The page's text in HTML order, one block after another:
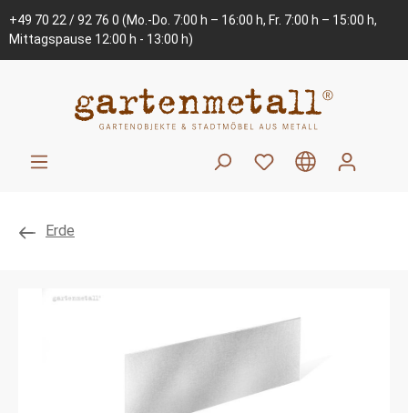
+49 70 22 / 92 76 0 (Mo.-Do. 7:00 h – 16:00 h, Fr. 7:00 h – 15:00 h,
Mittagspause 12:00 h - 13:00 h)
Erde